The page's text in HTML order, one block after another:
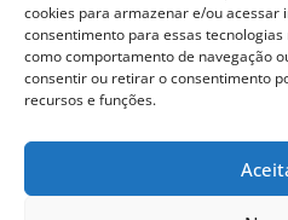
cookies para armazenar e/ou acessar
consentimento para essas
como comportamento de navegação
consentir ou retirar o consentimento
recursos e funções.
© Copyright 2023 - Todos os direitos
parcial sem